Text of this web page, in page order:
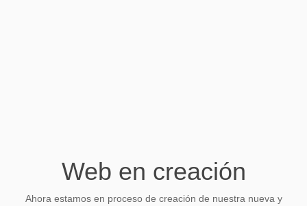
Web en creación
Ahora estamos en proceso de creación de nuestra nueva y